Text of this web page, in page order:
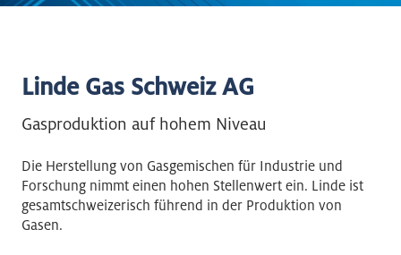
Linde Gas Schweiz AG
Gasproduktion auf hohem Niveau
Die Herstellung von Gasgemischen für Industrie und
Forschung nimmt einen hohen Stellenwert ein. Linde ist
gesamtschweizerisch führend in der Produktion von
Gasen.